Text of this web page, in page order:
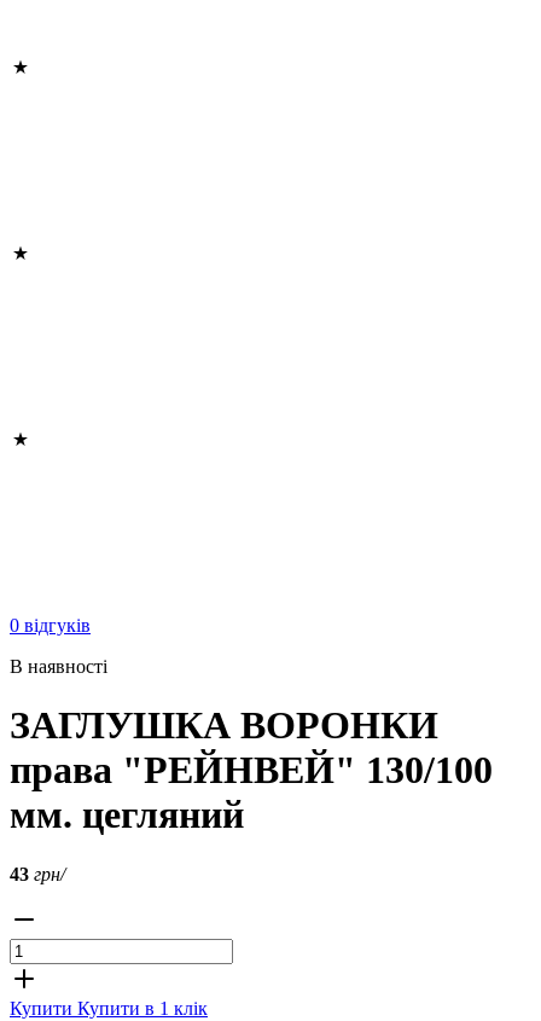
0 відгуків
В наявності
ЗАГЛУШКА ВОРОНКИ
права "РЕЙНВЕЙ" 130/100
мм. цегляний
43 грн/
Купити Купити в 1 клік